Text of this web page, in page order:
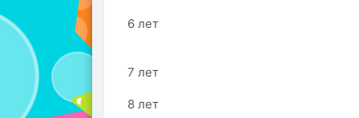
6 лет
7 лет
8 лет